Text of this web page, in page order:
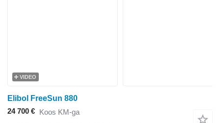
VIDEO
Elibol FreeSun 880
24 700 € Koos KM-ga